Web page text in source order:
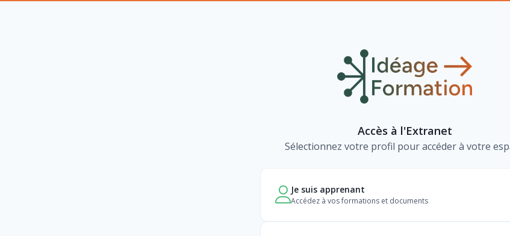
Accès à l'Extranet
Sélectionnez votre profil pour accéder à votre
Je suis apprenant
Accédez à vos formations et documents